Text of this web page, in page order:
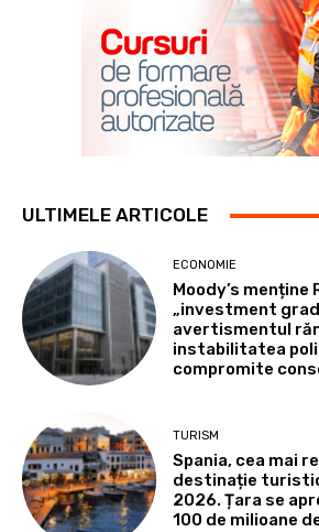
ULTIMELE ARTICOLE
ECONOMIE
Moody’s menține
„investment
avertismentul
instabilitatea
compromite
TURISM
Spania, cea mai
destinație
2026. Țara se
100 de milioane